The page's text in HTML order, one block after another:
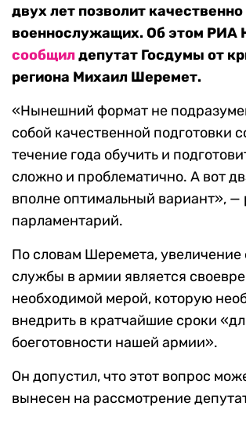
двух лет позволит
военнослужащих. Об этом РИА
сообщилдепутат Госдумы от
региона Михаил Шеремет.
«Нынешний формат не
собой качественной подготовки
течение года обучить и
сложно и проблематично. А вот
вполне оптимальный вариант», —
парламентарий.
По словам Шеремета, увеличение
службы в армии является
необходимой мерой, которую
внедрить в кратчайшие сроки
боеготовности нашей армии».
Он допустил, что этот вопрос
вынесен на рассмотрение